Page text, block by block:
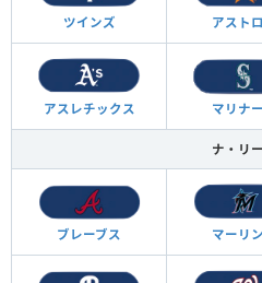
ツインズ アスト
アスレチックス マリナ
ナ・リ
ブレーブス マーリ